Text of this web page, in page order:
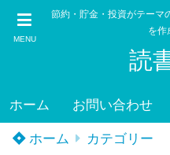
MENU
節約・貯金・投資がテーマ
を作
読
ホーム お問い合わせ
ホーム カテゴリー